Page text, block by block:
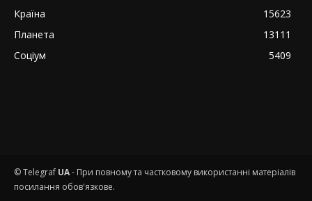
Країна
15623
Планета
13111
Соціум
5409
© Telegraf UA- При повному та частковому використанні матеріалів
посилання обов'язкове.